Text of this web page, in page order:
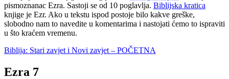
pismoznanac Ezra. Sastoji se od 10 poglavlja. Biblijska kratica
knjige je Ezr. Ako u tekstu ispod postoje bilo kakve greške,
slobodno nam to navedite u komentarima i nastojati ćemo to ispraviti
u što kraćem vremenu.
Biblija: Stari zavjet i Novi zavjet – POČETNA
Ezra 7